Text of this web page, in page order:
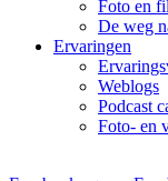
Foto en
De weg
Ervaringen
Weblogs
Podcast
Foto- en